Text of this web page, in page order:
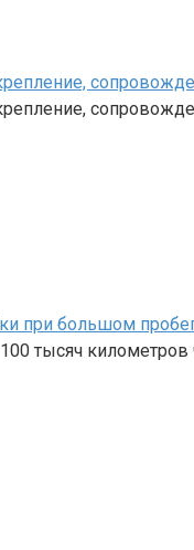
при большом
тысяч